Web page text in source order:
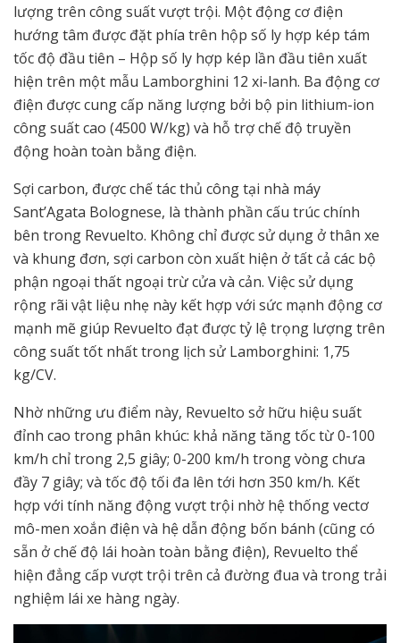
lượng trên công suất vượt trội. Một động cơ điện
hướng tâm được đặt phía trên hộp số ly hợp kép tám
tốc độ đầu tiên – Hộp số ly hợp kép lần đầu tiên xuất
hiện trên một mẫu Lamborghini 12 xi-lanh. Ba động cơ
điện được cung cấp năng lượng bởi bộ pin lithium-ion
công suất cao (4500 W/kg) và hỗ trợ chế độ truyền
động hoàn toàn bằng điện.
Sợi carbon, được chế tác thủ công tại nhà máy
Sant’Agata Bolognese, là thành phần cấu trúc chính
bên trong Revuelto. Không chỉ được sử dụng ở thân xe
và khung đơn, sợi carbon còn xuất hiện ở tất cả các bộ
phận ngoại thất ngoại trừ cửa và cản. Việc sử dụng
rộng rãi vật liệu nhẹ này kết hợp với sức mạnh động cơ
mạnh mẽ giúp Revuelto đạt được tỷ lệ trọng lượng trên
công suất tốt nhất trong lịch sử Lamborghini: 1,75
kg/CV.
Nhờ những ưu điểm này, Revuelto sở hữu hiệu suất
đỉnh cao trong phân khúc: khả năng tăng tốc từ 0-100
km/h chỉ trong 2,5 giây; 0-200 km/h trong vòng chưa
đầy 7 giây; và tốc độ tối đa lên tới hơn 350 km/h. Kết
hợp với tính năng động vượt trội nhờ hệ thống vectơ
mô-men xoắn điện và hệ dẫn động bốn bánh (cũng có
sẵn ở chế độ lái hoàn toàn bằng điện), Revuelto thể
hiện đẳng cấp vượt trội trên cả đường đua và trong trải
nghiệm lái xe hàng ngày.